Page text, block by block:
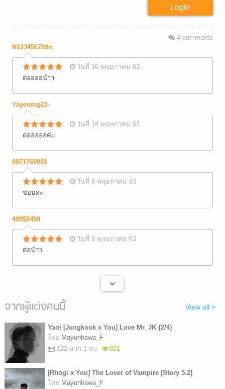
Login
4comments
N123456789n
วันที่ 16 พฤษภาคม 63
ต่ออออน้าา
Yayeemg23-
วันที่ 14 พฤษภาคม 63
ต่อออออค่ะ
0971769001
วันที่ 6 พฤษภาคม 63
ชอบค่ะ
49952450
วันที่ 6 พฤษภาคม 63
ต่อน้าา
จากผู้แต่งคนนี้ View all >
Yaoi [Jungkook x You] Love Mr. JK {2/4}
โดย Mayunhawa_F
122 ฉาก 1 จบ
931
[Rhogi x You] The Lover of Vampire [Story 5.2]
โดย Mayunhawa_F